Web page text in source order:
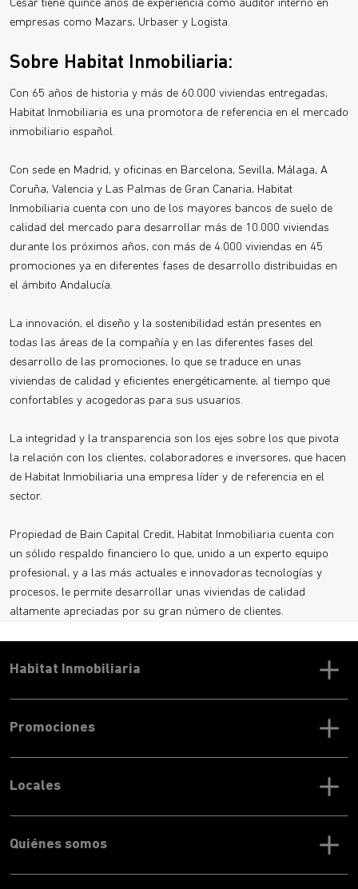
César tiene quince años de experiencia como auditor interno en
empresas como Mazars, Urbaser y Logista.
Sobre Habitat Inmobiliaria:
Con 65 años de historia y más de 60.000 viviendas entregadas,
Habitat Inmobiliaria es una promotora de referencia en el mercado
inmobiliario español.
Con sede en Madrid, y oficinas en Barcelona, Sevilla, Málaga, A
Coruña, Valencia y Las Palmas de Gran Canaria, Habitat
Inmobiliaria cuenta con uno de los mayores bancos de suelo de
calidad del mercado para desarrollar más de 10.000 viviendas
durante los próximos años, con más de 4.000 viviendas en 45
promociones ya en diferentes fases de desarrollo distribuidas en
el ámbito Andalucía.
La innovación, el diseño y la sostenibilidad están presentes en
todas las áreas de la compañía y en las diferentes fases del
desarrollo de las promociones, lo que se traduce en unas
viviendas de calidad y eficientes energéticamente, al tiempo que
confortables y acogedoras para sus usuarios.
La integridad y la transparencia son los ejes sobre los que pivota
la relación con los clientes, colaboradores e inversores, que hacen
de Habitat Inmobiliaria una empresa líder y de referencia en el
sector.
Propiedad de Bain Capital Credit, Habitat Inmobiliaria cuenta con
un sólido respaldo financiero lo que, unido a un experto equipo
profesional, y a las más actuales e innovadoras tecnologías y
procesos, le permite desarrollar unas viviendas de calidad
altamente apreciadas por su gran número de clientes.
Promociones
Locales
Quiénes somos
Habitat Inmobiliaria